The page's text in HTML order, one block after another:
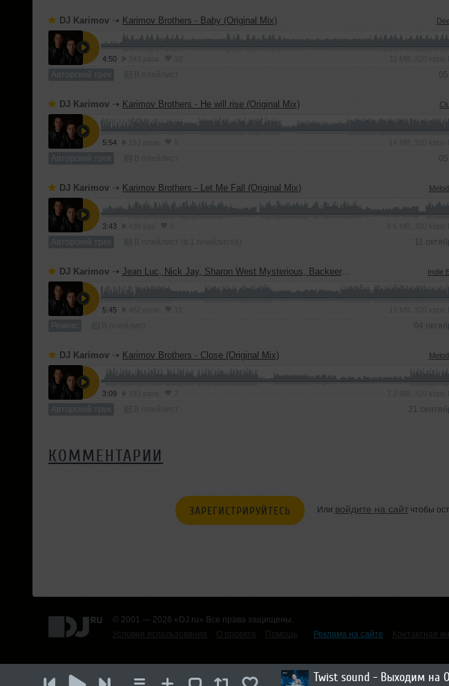
DJ Karimov ➝ Karimov Brothers - Baby (Original Mix)
4:50
Авторский трек
DJ Karimov ➝ Karimov Brothers - He will rise (Original Mix)
5:54
Авторский трек
DJ Karimov ➝ Karimov Brothers - Let Me Fall (Original Mix)
3:43
Авторский трек 11
DJ Karimov ➝ Jean Luc, Nick Jay, Sharon West Mysterious, Backeer, Elline - Times (Karimov Brothers Blend) Indie
5:45
Ремикс 04
DJ Karimov ➝ Karimov Brothers - Close (Original Mix)
3:09
Авторский трек 21
КОММЕНТАРИИ
ЗАРЕГИСТРИРУЙТЕСЬ Или войдите на сайтчтобы
© 2001 — 2026 «DJ.ru» Все права защищены.
Условия использования
О проекте Помощь Реклама на сайте Контактная